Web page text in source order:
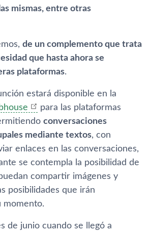
mismas, entre otras
de un complemento que trata
que hasta ahora se
plataformas.
estará disponible en la
para las plataformas
conversaciones
mediante textos, con
enlaces en las conversaciones,
se contempla la posibilidad de
compartir imágenes y
posibilidades que irán
momento.
de junio cuando se llegó a